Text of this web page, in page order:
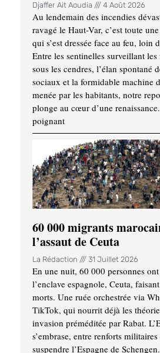
Djaffer Ait Aoudia 4 Août 2026
Au lendemain des incendies
ravagé le Haut-Var, c’est toute
qui s’est dressée face au feu, loin
Entre les sentinelles surveillant
sous les cendres, l’élan spontané
sociaux et la formidable machine
menée par les habitants, notre
plonge au cœur d’une
poignant
60 000 migrants
l’assaut de Ceuta
La Rédaction 31 Juillet 2026
En une nuit, 60 000 personnes
l’enclave espagnole, Ceuta,
morts. Une ruée orchestrée via
TikTok, qui nourrit déjà les
invasion préméditée par Rabat.
s’embrase, entre renforts
suspendre l’Espagne de Schengen.